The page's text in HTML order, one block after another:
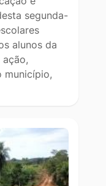
segunda-
alunos da
ação,
município,